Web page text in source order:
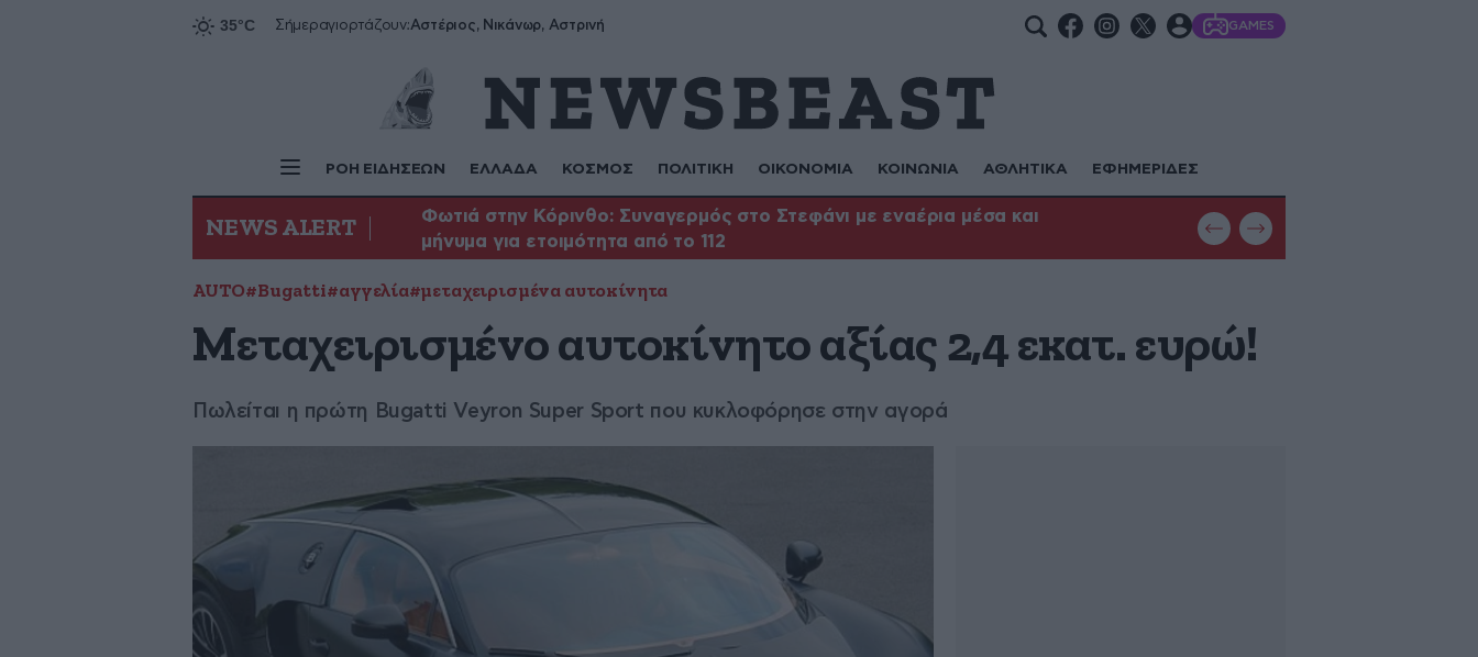
Σήμεραγιορτάζουν:Αστέριος, Νικάνωρ, Αστρινή GAMES
ΡΟΗ ΕΙΔΗΣΕΩΝ ΕΛΛΑΔΑ ΚΟΣΜΟΣ ΠΟΛΙΤΙΚΗ ΟΙΚΟΝΟΜΙΑ ΚΟΙΝΩΝΙΑ ΑΘΛΗΤΙΚΑ ΕΦΗΜΕΡΙΔΕΣ
NEWS ALERT
Φωτιά στην Κόρινθο: Συναγερμός στο Στεφάνι με εναέρια μέσα και
μήνυμα για ετοιμότητα από το 112
Φωτιά στη Θεσσαλονίκη: Μεγάλη
με εναέρια μέσα
AUTO#Bugatti#αγγελία#μεταχειρισμένα αυτοκίνητα
Μεταχειρισμένο αυτοκίνητο αξίας 2,4 εκατ. ευρώ!
Πωλείται η πρώτη Bugatti Veyron Super Sport που κυκλοφόρησε στην αγορά